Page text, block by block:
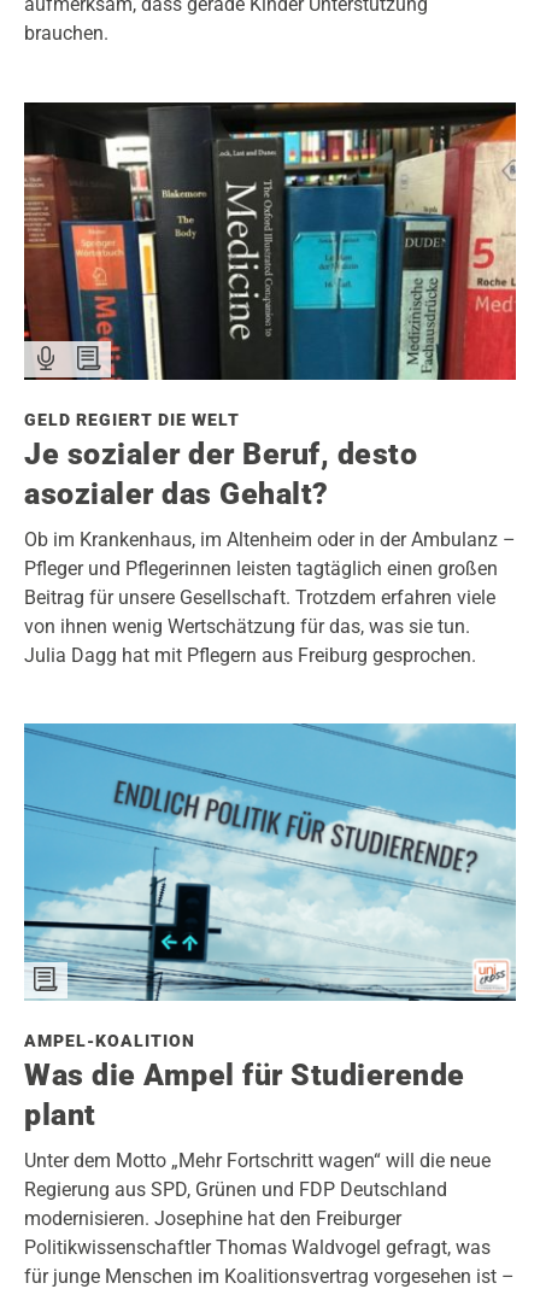
brauchen.
GELD REGIERT DIE WELT
Je sozialer der Beruf, desto
asozialer das Gehalt?
Ob im Krankenhaus, im Altenheim oder in der Ambulanz –
Pfleger und Pflegerinnen leisten tagtäglich einen großen
Beitrag für unsere Gesellschaft. Trotzdem erfahren viele
von ihnen wenig Wertschätzung für das, was sie tun.
Julia Dagg hat mit Pflegern aus Freiburg gesprochen.
AMPEL-KOALITION
Was die Ampel für Studierende
plant
Unter dem Motto „Mehr Fortschritt wagen“ will die neue
Regierung aus SPD, Grünen und FDP Deutschland
modernisieren. Josephine hat den Freiburger
Politikwissenschaftler Thomas Waldvogel gefragt, was
für junge Menschen im Koalitionsvertrag vorgesehen ist –